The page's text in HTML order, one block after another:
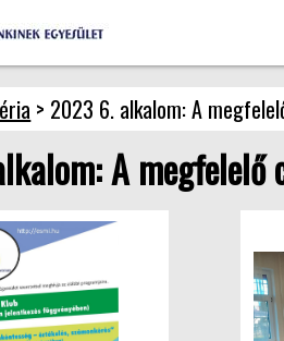
> 2023 6. alkalom: A
A megfelelő